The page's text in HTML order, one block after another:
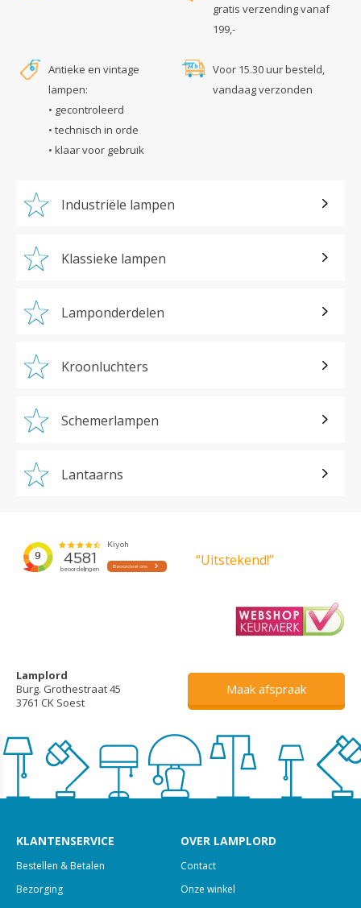
gratis verzending vanaf
199,-
Antieke en vintage
lampen:
• gecontroleerd
• technisch in orde
• klaar voor gebruik
Voor 15.30 uur besteld,
vandaag verzonden
Industriële lampen
Klassieke lampen
Lamponderdelen
Kroonluchters
Schemerlampen
Lantaarns
“Uitstekend!”
Lamplord
Burg. Grothestraat 45
3761 CK Soest
Maak afspraak
KLANTENSERVICE
Bestellen & Betalen
Bezorging
OVER LAMPLORD
Contact
Onze winkel